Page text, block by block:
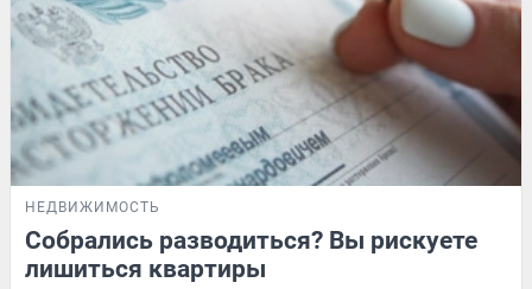
НЕДВИЖИМОСТЬ
Собрались разводиться? Вы рискуете
лишиться квартиры